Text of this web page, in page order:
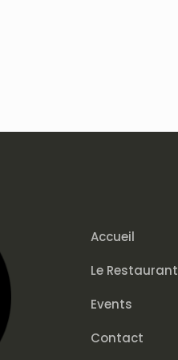
Accueil
Le Restaurant
Events
Contact